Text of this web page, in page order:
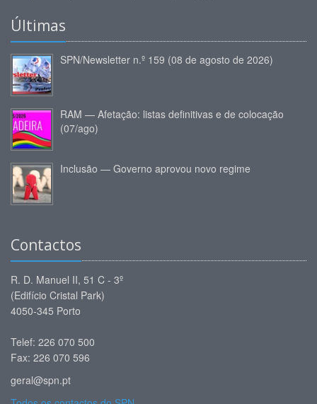
Últimas
SPN/Newsletter n.º 159 (08 de agosto de 2026)
RAM — Afetação: listas definitivas e de colocação
(07/ago)
Inclusão — Governo aprovou novo regime
Contactos
R. D. Manuel II, 51 C - 3º
(Edifício Cristal Park)
4050-345 Porto
Telef: 226 070 500
Fax: 226 070 596
geral@spn.pt